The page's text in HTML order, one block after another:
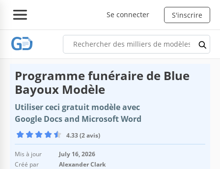
Se connecter S'inscrire
Programme funéraire de Blue
Bayoux Modèle
Utiliser ceci gratuit modèle avec
Google Docs and Microsoft Word
4.33 (2 avis)
Mis à jour
July 16, 2026
Créé par
Alexander Clark